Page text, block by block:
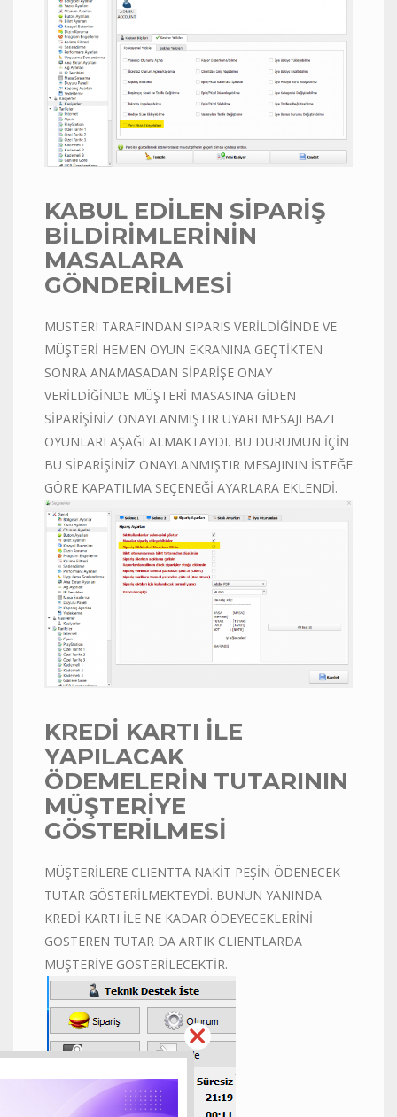
KABUL EDİLEN SİPARİŞ
BİLDİRİMLERİNİN
MASALARA
GÖNDERİLMESİ
MUSTERI TARAFINDAN SIPARIS VERİLDİĞİNDE VE
MÜŞTERİ HEMEN OYUN EKRANINA GEÇTİKTEN
SONRA ANAMASADAN SİPARİŞE ONAY
VERİLDİĞİNDE MÜŞTERİ MASASINA GİDEN
SİPARİŞİNİZ ONAYLANMIŞTIR UYARI MESAJI BAZI
OYUNLARI AŞAĞI ALMAKTAYDI. BU DURUMUN İÇİN
BU SİPARİŞİNİZ ONAYLANMIŞTIR MESAJININ İSTEĞE
GÖRE KAPATILMA SEÇENEĞİ AYARLARA EKLENDİ.
KREDİ KARTI İLE
YAPILACAK
ÖDEMELERİN TUTARININ
MÜŞTERİYE
GÖSTERİLMESİ
MÜŞTERİLERE CLIENTTA NAKİT PEŞİN ÖDENECEK
TUTAR GÖSTERİLMEKTEYDİ. BUNUN YANINDA
KREDİ KARTI İLE NE KADAR ÖDEYECEKLERİNİ
GÖSTEREN TUTAR DA ARTIK CLIENTLARDA
MÜŞTERİYE GÖSTERİLECEKTİR.